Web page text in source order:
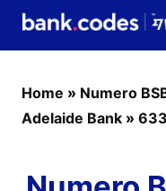
Home » Numero
Adelaide Bank »